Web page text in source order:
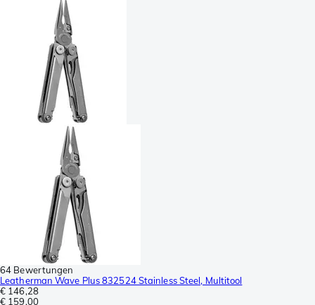
64 Bewertungen
Leatherman Wave Plus 832524 Stainless Steel, Multitool
€ 146,28
€ 159,00